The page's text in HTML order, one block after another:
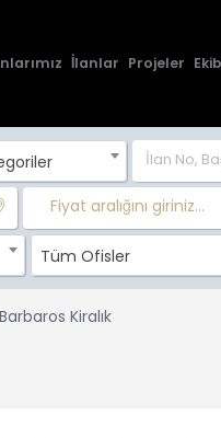
İlanlar Projeler
Fiyat aralığını giriniz...
Tüm Ofisler
Barbaros Kiralık